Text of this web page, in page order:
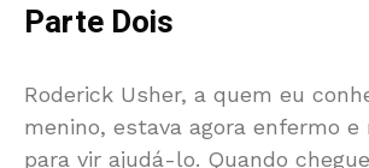
Parte Dois
Roderick Usher, a quem eu
menino, estava agora enfermo e
para vir ajudá-lo. Quando